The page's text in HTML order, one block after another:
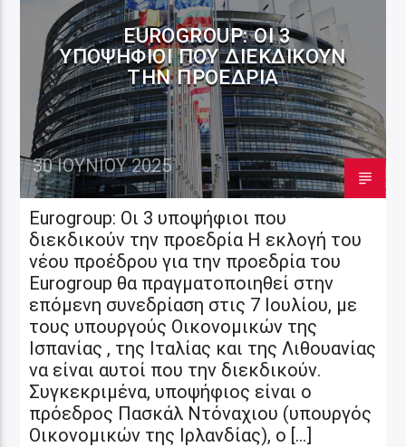
EUROGROUP: ΟΙ 3
ΥΠΟΨΉΦΙΟΙ ΠΟΥ ΔΙΕΚΔΙΚΟΎΝ
ΤΗΝ ΠΡΟΕΔΡΊΑ
30 ΙΟΥΝΊΟΥ 2025
Eurogroup: Οι 3 υποψήφιοι που
διεκδικούν την προεδρία Η εκλογή του
νέου προέδρου για την προεδρία του
Eurogroup θα πραγματοποιηθεί στην
επόμενη συνεδρίαση στις 7 Ιουλίου, με
τους υπουργούς Οικονομικών της
Ισπανίας , της Ιταλίας και της Λιθουανίας
να είναι αυτοί που την διεκδικούν.
Συγκεκριμένα, υποψήφιος είναι ο
πρόεδρος Πασκάλ Ντόναχιου (υπουργός
Οικονομικών της Ιρλανδίας), ο […]